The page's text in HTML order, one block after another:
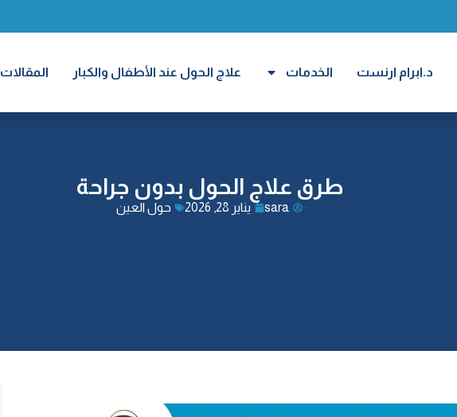
د.ابرام ارنست الخدمات علاج الحول عند الأطفال والكبار المقالات
طرق علاج الحول بدون جراحة
sara يناير 28, 2026 حول العين